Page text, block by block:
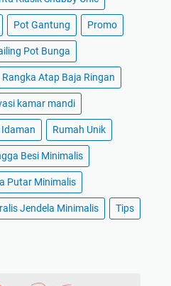
Pot Gantung Promo
Pot Bunga
Rangka Atap Baja Ringan
kamar mandi
Rumah Unik
Besi Minimalis
Putar Minimalis
Jendela Minimalis Tips